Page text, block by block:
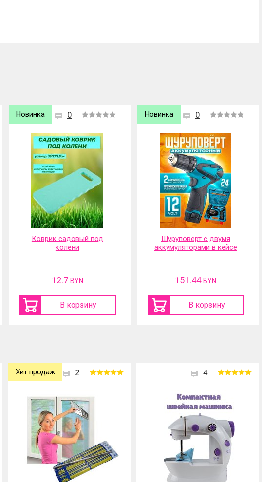
0
Новинка
Коврик садовый под
колени
12.7 BYN
В корзину
0
Новинка
Шуруповерт с двумя
аккумуляторами в кейсе
151.44BYN
В корзину
2
Хит продаж 4